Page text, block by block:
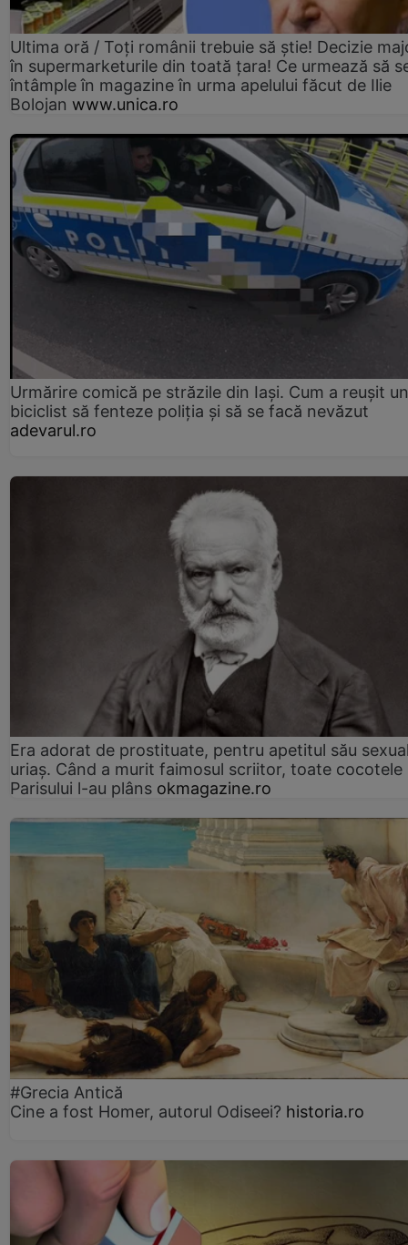
Ultima oră / Toți românii trebuie să știe! Decizie
în supermarketurile din toată țara! Ce urmează să
întâmple în magazine în urma apelului făcut de Ilie
Bolojan www.unica.ro
Urmărire comică pe străzile din Iași. Cum a reușit un
biciclist să fenteze poliția și să se facă nevăzut
adevarul.ro
Era adorat de prostituate, pentru apetitul său
uriaș. Când a murit faimosul scriitor, toate cocotele
Parisului l-au plâns okmagazine.ro
#Grecia Antică
Cine a fost Homer, autorul Odiseei? historia.ro